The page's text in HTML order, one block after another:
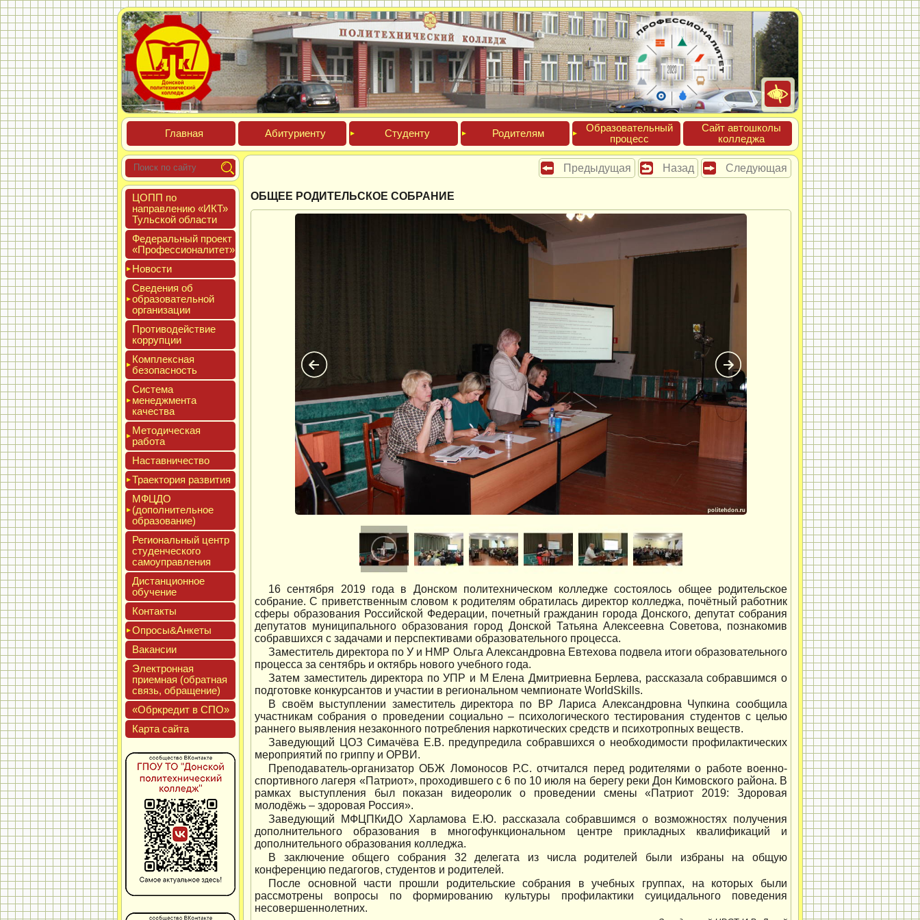
Глав­ная Аби­тури­ен­ту Сту­ден­ту Роди­телям
Обра­зова­тель­ный
про­цесс
Сайт ав­тошко­лы
кол­леджа
ЦОПП по
нап­равле­нию «ИКТ»
Туль­ской об­ласти
Феде­раль­ный про­ект
«Про­фес­си­она­литет»
Новос­ти
Све­дения об
об­ра­зова­тель­ной
ор­га­низа­ции
Про­тиво­дей­ствие
кор­рупции
Ком­плексная
бе­зопас­ность
Сис­те­ма
ме­нед­жмен­та
ка­чес­тва
Мето­дичес­кая
ра­бота
Нас­тавни­чес­тво
Тра­ек­то­рия раз­ви­тия
МФЦДО
(до­пол­ни­тель­ное
об­ра­зова­ние)
Реги­ональ­ный центр
сту­ден­ческо­го
са­мо­уп­равле­ния
Дис­танци­он­ное
обу­чение
Кон­такты
Опро­сы&Анке­ты
Вакан­сии
Элек­трон­ная
при­ем­ная (об­ратная
связь, об­ра­щение)
«Обркре­дит в СПО»
Кар­та сай­та
Предыдущая Назад Следующая
ОБЩЕЕ РОДИТЕЛЬСКОЕ СОБРАНИЕ
16 сентября 2019 года в Донском политехническом колледже состоялось общее родительское
собрание. С приветственным словом к родителям обратилась директор колледжа, почётный работник
сферы образования Российской Федерации, почетный гражданин города Донского, депутат собрания
депутатов муниципального образования город Донской Татьяна Алексеевна Советова, познакомив
собравшихся с задачами и перспективами образовательного процесса.
Заместитель директора по У и НМР Ольга Александровна Евтехова подвела итоги образовательного
процесса за сентябрь и октябрь нового учебного года.
Затем заместитель директора по УПР и М Елена Дмитриевна Берлева, рассказала собравшимся о
подготовке конкурсантов и участии в региональном чемпионате WorldSkills.
В своём выступлении заместитель директора по ВР Лариса Александровна Чупкина сообщила
участникам собрания о проведении социально – психологического тестирования студентов с целью
раннего выявления незаконного потребления наркотических средств и психотропных веществ.
Заведующий ЦОЗ Симачёва Е.В. предупредила собравшихся о необходимости профилактических
мероприятий по гриппу и ОРВИ.
Преподаватель-организатор ОБЖ Ломоносов Р.С. отчитался перед родителями о работе военно-
спортивного лагеря «Патриот», проходившего с 6 по 10 июля на берегу реки Дон Кимовского района. В
рамках выступления был показан видеоролик о проведении смены «Патриот 2019: Здоровая
молодёжь – здоровая Россия».
Заведующий МФЦПКиДО Харламова Е.Ю. рассказала собравшимся о возможностях получения
дополнительного образования в многофункциональном центре прикладных квалификаций и
дополнительного образования колледжа.
В заключение общего собрания 32 делегата из числа родителей были избраны на общую
конференцию педагогов, студентов и родителей.
После основной части прошли родительские собрания в учебных группах, на которых были
рассмотрены вопросы по формированию культуры профилактики суицидального поведения
несовершеннолетних.